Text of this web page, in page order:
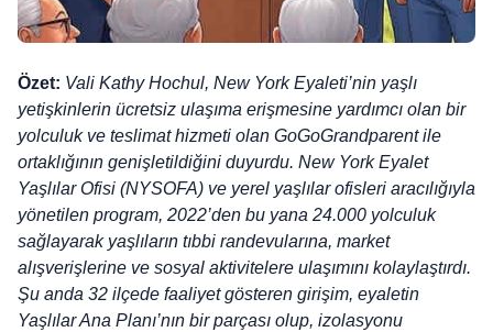
Özet: Vali Kathy Hochul, New York Eyaleti’nin yaşlı
yetişkinlerin ücretsiz ulaşıma erişmesine yardımcı olan bir
yolculuk ve teslimat hizmeti olan GoGoGrandparent ile
ortaklığının genişletildiğini duyurdu. New York Eyalet
Yaşlılar Ofisi (NYSOFA) ve yerel yaşlılar ofisleri aracılığıyla
yönetilen program, 2022’den bu yana 24.000 yolculuk
sağlayarak yaşlıların tıbbi randevularına, market
alışverişlerine ve sosyal aktivitelere ulaşımını kolaylaştırdı.
Şu anda 32 ilçede faaliyet gösteren girişim, eyaletin
Yaşlılar Ana Planı’nın bir parçası olup, izolasyonu